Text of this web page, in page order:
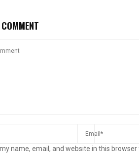
name, email, and website in this